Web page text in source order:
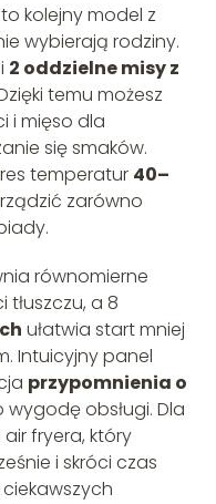
to kolejny model z
wybierają rodziny.
i 2 oddzielne misy z
temu możesz
i mięso dla
się smaków.
temperatur 40–
zarówno
równomierne
tłuszczu, a 8
ułatwia start mniej
Intuicyjny panel
przypomnienia o
obsługi. Dla
fryera, który
i skróci czas